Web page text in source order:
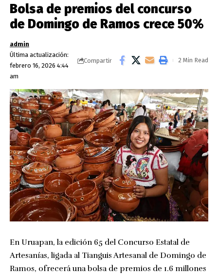
Bolsa de premios del concurso
de Domingo de Ramos crece 50%
Última actualización:
febrero 16, 2026 4:44
am
admin
Compartir 2 Min Read
En Uruapan, la edición 65 del Concurso Estatal de
Artesanías, ligada al Tianguis Artesanal de Domingo de
Ramos, ofrecerá una bolsa de premios de 1.6 millones